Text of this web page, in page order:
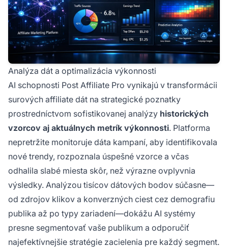
Analýza dát a optimalizácia výkonnosti
AI schopnosti Post Affiliate Pro vynikajú v transformácii
surových affiliate dát na strategické poznatky
prostredníctvom sofistikovanej analýzy historických
vzorcov aj aktuálnych metrík výkonnosti. Platforma
nepretržite monitoruje dáta kampaní, aby identifikovala
nové trendy, rozpoznala úspešné vzorce a včas
odhalila slabé miesta skôr, než výrazne ovplyvnia
výsledky. Analýzou tisícov dátových bodov súčasne—
od zdrojov klikov a konverzných ciest cez demografiu
publika až po typy zariadení—dokážu AI systémy
presne segmentovať vaše publikum a odporučiť
najefektívnejšie stratégie zacielenia pre každý segment.